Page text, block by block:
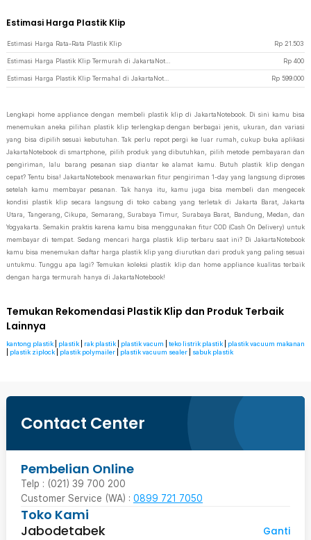
Estimasi Harga Plastik Klip
Estimasi Harga Rata-Rata Plastik Klip Rp 21.503
Rp 400
Rp 599.000
Lengkapi home appliance dengan membeli plastik klip di JakartaNotebook. Di sini kamu bisa
menemukan aneka pilihan plastik klip terlengkap dengan berbagai jenis, ukuran, dan variasi
yang bisa dipilih sesuai kebutuhan. Tak perlu repot pergi ke luar rumah, cukup buka aplikasi
JakartaNotebook di smartphone, pilih produk yang dibutuhkan, pilih metode pembayaran dan
pengiriman, lalu barang pesanan siap diantar ke alamat kamu. Butuh plastik klip dengan
cepat? Tentu bisa! JakartaNotebook menawarkan fitur pengiriman 1-day yang langsung diproses
setelah kamu membayar pesanan. Tak hanya itu, kamu juga bisa membeli dan mengecek
kondisi plastik klip secara langsung di toko cabang yang terletak di Jakarta Barat, Jakarta
Utara, Tangerang, Cikupa, Semarang, Surabaya Timur, Surabaya Barat, Bandung, Medan, dan
Yogyakarta. Semakin praktis karena kamu bisa menggunakan fitur COD (Cash On Delivery) untuk
membayar di tempat. Sedang mencari harga plastik klip terbaru saat ini? Di JakartaNotebook
kamu bisa menemukan daftar harga plastik klip yang diurutkan dari produk yang paling sesuai
untukmu. Tunggu apa lagi? Temukan koleksi plastik klip dan home appliance kualitas terbaik
dengan harga termurah hanya di JakartaNotebook!
Temukan Rekomendasi Plastik Klip dan Produk Terbaik
Lainnya
kantong plastik plastik rak plastik plastik vacum teko listrik plastik
plastik vacuum makanan
plastik ziplock plastik polymailer plastik vacuum sealer sabuk plastik
Contact Center
Pembelian Online
Telp : (021) 39 700 200
Customer Service (WA) : 0899 721 7050
Toko Kami
Jabodetabek
Ganti